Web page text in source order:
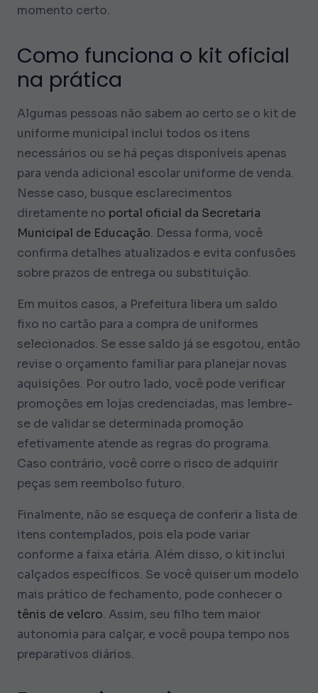
momento certo.
Como funciona o kit oficial
na prática
Algumas pessoas não sabem ao certo se o kit de
uniforme municipal inclui todos os itens
necessários ou se há peças disponíveis apenas
para venda adicional escolar uniforme de venda.
Nesse caso, busque esclarecimentos
diretamente no portal oficial da Secretaria
Municipal de Educação. Dessa forma, você
confirma detalhes atualizados e evita confusões
sobre prazos de entrega ou substituição.
Em muitos casos, a Prefeitura libera um saldo
fixo no cartão para a compra de uniformes
selecionados. Se esse saldo já se esgotou, então
revise o orçamento familiar para planejar novas
aquisições. Por outro lado, você pode verificar
promoções em lojas credenciadas, mas lembre-
se de validar se determinada promoção
efetivamente atende as regras do programa.
Caso contrário, você corre o risco de adquirir
peças sem reembolso futuro.
Finalmente, não se esqueça de conferir a lista de
itens contemplados, pois ela pode variar
conforme a faixa etária. Além disso, o kit inclui
calçados específicos. Se você quiser um modelo
mais prático de fechamento, pode conhecer o
tênis de velcro. Assim, seu filho tem maior
autonomia para calçar, e você poupa tempo nos
preparativos diários.